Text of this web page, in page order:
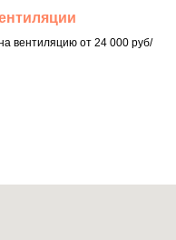
вентиляцию от 24 000 руб/